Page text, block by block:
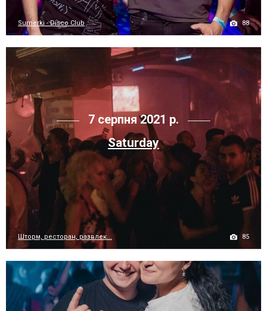
Sumerki - Disco Club 88
7 серпня 2021 р.
Saturday
Шторм, ресторан, развлек... 85